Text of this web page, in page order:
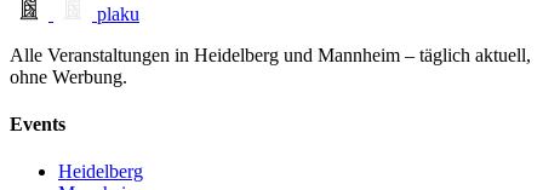
plaku
Alle Veranstaltungen in Heidelberg und Mannheim – täglich aktuell,
ohne Werbung.
Events
Heidelberg